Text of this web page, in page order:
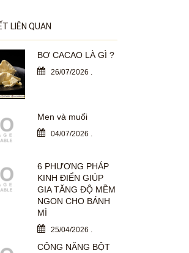
LIÊN QUAN
BƠ CACAO LÀ GÌ ?
26/07/2026 .
Men và muối
04/07/2026 .
6 PHƯƠNG PHÁP
KINH ĐIỂN GIÚP
GIA TĂNG ĐỘ MỀM
NGON CHO BÁNH
MÌ
25/04/2026 .
CÔNG NĂNG BỘT